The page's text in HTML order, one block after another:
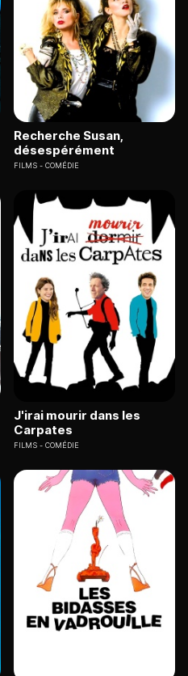
Recherche Susan,
désespérément
FILMS COMÉDIE
J'irai mourir dans les
Carpates
FILMS COMÉDIE